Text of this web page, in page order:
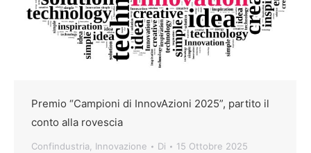
Premio “Campioni di InnovAzioni 2025”, partito il
conto alla rovescia
Confindustria Innovazione Di 15 Ottobre 2025